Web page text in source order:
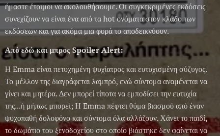
ήμαστε έτοιμοι να ακολουθήσουμε. Οι συγκεκριμένες εκδόσεις
συνεχίζουν να είναι ένα από τα hot ονόματα στον κλάδο των
εκδόσεων και για ακόμα μια φορά το αποδεικνύουν.
Από εδώ και μπρος Spoiler Alert:
Η Emma είναι πετυχημένη ψυχίατρος και ευτυχισμένη σύζυγος.
Το μέλλον της διαγράφεται λαμπρό, ενώ σύντομα αναμένεται να
γίνει και μητέρα. Δεν μπορεί τίποτα να εμποδίσει την ευτυχία
της...ή μήπως μπορεί; Η Emma πέφτει θύμα βιασμού από έναν
ψυχοπαθή δολοφόνο και σύντομα όλα αλλάζουν. Χάνει το παιδί,
το δωμάτιο του ξενοδοχείου στο οποίο βιάστηκε δεν φαίνεται να